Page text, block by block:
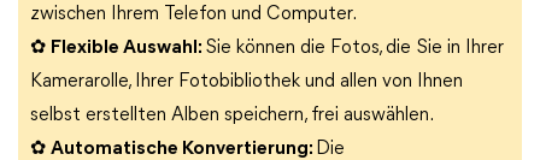
zwischen Ihrem Telefon und Computer.
✿ Flexible Auswahl: Sie können die Fotos, die Sie in Ihrer
Kamerarolle, Ihrer Fotobibliothek und allen von Ihnen
selbst erstellten Alben speichern, frei auswählen.
✿ Automatische Konvertierung: Die